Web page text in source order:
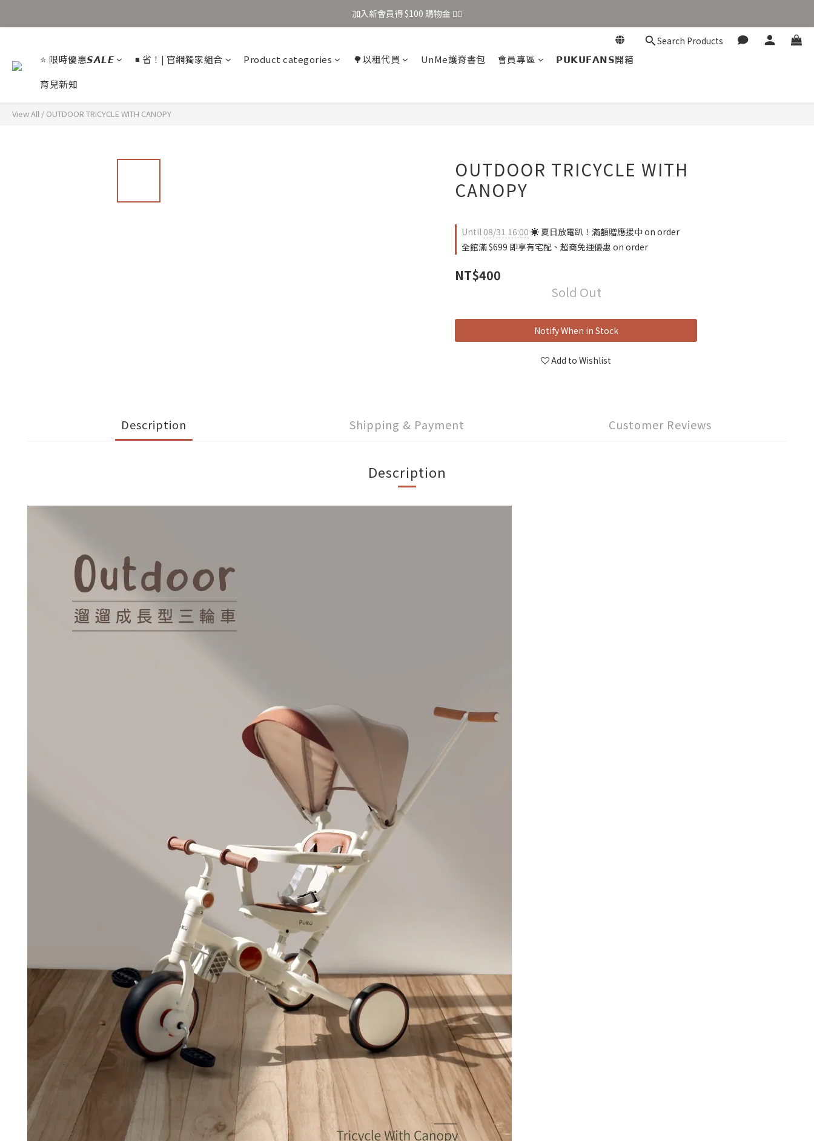
加入新會員得 $100 購物金 👉🏻
加入新會員得 $100 購物金 👉🏻
加入新會員得 $100 購物金 👉🏻
Search Products
⭐ 限時優惠𝙎𝘼𝙇𝙀 ◾ 省！| 官網獨家組合 Product categories 🌳以租代買 UnMe護脊書包 會員專區
𝗣𝗨𝗞𝗨𝗙𝗔𝗡𝗦開箱
育兒新知
View All / OUTDOOR TRICYCLE WITH CANOPY
OUTDOOR TRICYCLE WITH
CANOPY
Until08/31 16:00 ☀️ 夏日放電趴！滿額贈應援中 on order
全館滿 $699 即享有宅配、超商免運優惠 on order
NT$400
Sold Out
Notify When in Stock
Add to Wishlist
Description Shipping & Payment Customer Reviews
Description